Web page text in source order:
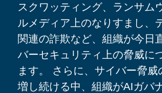
スクワッティング、ランサム
ルメディア上のなりすまし、
関連の詐欺など、組織が今日
バーセキュリティ上の脅威に
ます。 さらに、サイバー脅
増し続ける中、組織がAIガバ